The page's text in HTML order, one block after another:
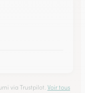
via Trustpilot. Voir tous